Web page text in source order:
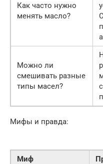
Как часто нужно
менять масло?
Можно ли
смешивать разные
типы масел?
Мифы и правда:
Миф